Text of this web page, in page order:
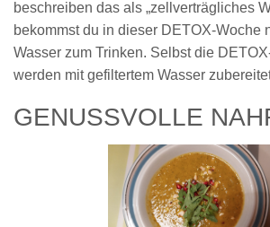
beschreiben das als „zellverträgliches
bekommst du in dieser DETOX-Woche
Wasser zum Trinken. Selbst die
werden mit gefiltertem Wasser
GENUSSVOLLE